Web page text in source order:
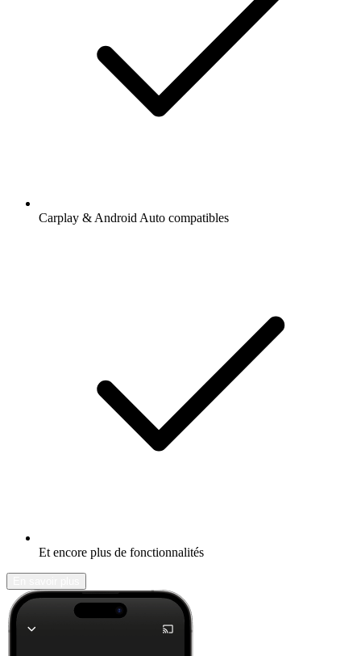
Carplay & Android Auto compatibles
Et encore plus de fonctionnalités